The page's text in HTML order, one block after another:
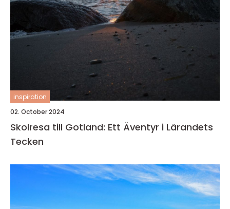
inspiration
02. October 2024
Skolresa till Gotland: Ett Äventyr i Lärandets
Tecken